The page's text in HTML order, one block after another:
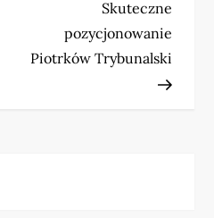
Post
Skuteczne
pozycjonowanie
Piotrków Trybunalski